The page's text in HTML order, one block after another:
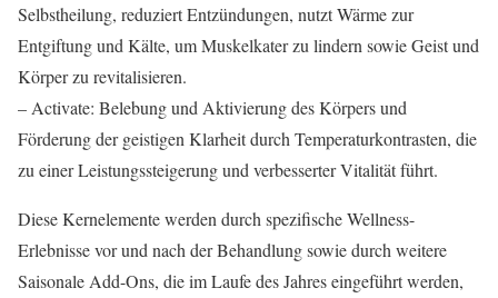
Selbstheilung, reduziert Entzündungen, nutzt Wärme zur
Entgiftung und Kälte, um Muskelkater zu lindern sowie Geist und
Körper zu revitalisieren.
– Activate: Belebung und Aktivierung des Körpers und
Förderung der geistigen Klarheit durch Temperaturkontrasten, die
zu einer Leistungssteigerung und verbesserter Vitalität führt.
Diese Kernelemente werden durch spezifische Wellness-
Erlebnisse vor und nach der Behandlung sowie durch weitere
Saisonale Add-Ons, die im Laufe des Jahres eingeführt werden,